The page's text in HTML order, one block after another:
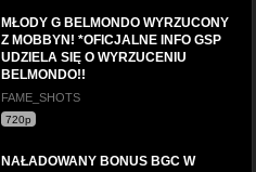
MŁODY G BELMONDO WYRZUCONY
Z MOBBYN! *OFICJALNE INFO GSP
UDZIELA SIĘ O WYRZUCENIU
BELMONDO!!
FAME_SHOTS
720p
NAŁADOWANY BONUS BGC W